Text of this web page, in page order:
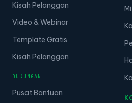
Kisah Pelanggan
Video & Webinar
Template Gratis
Kisah Pelanggan
DUKUNGAN
Pusat Bantuan